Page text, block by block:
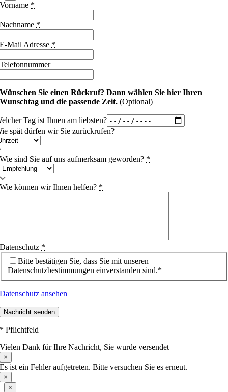
Vorname *
Nachname *
E-Mail Adresse *
Telefonnummer
Wünschen Sie einen Rückruf? Dann wählen Sie hier Ihren
Wunschtag und die passende Zeit.(Optional)
Tag ist Ihnen am liebsten?
spät dürfen wir Sie zurückrufen?
Wie sind Sie auf uns aufmerksam geworden? *
Wie können wir Ihnen helfen? *
Datenschutz *
Bitte bestätigen Sie, dass Sie mit unseren
Datenschutzbestimmungen einverstanden sind.*
Datenschutz ansehen
Nachricht senden
* Pflichtfeld
Vielen Dank für Ihre Nachricht, Sie wurde versendet
×
Es ist ein Fehler aufgetreten. Bitte versuchen Sie es erneut.
×
×